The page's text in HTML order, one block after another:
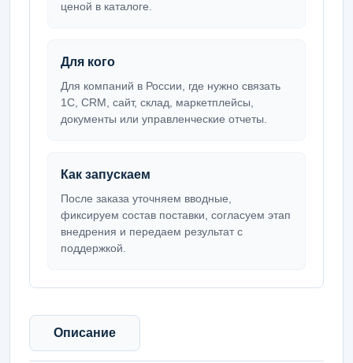
ценой в каталоге.
Для кого
Для компаний в России, где нужно связать
1С, CRM, сайт, склад, маркетплейсы,
документы или управленческие отчеты.
Как запускаем
После заказа уточняем вводные,
фиксируем состав поставки, согласуем этап
внедрения и передаем результат с
поддержкой.
Описание